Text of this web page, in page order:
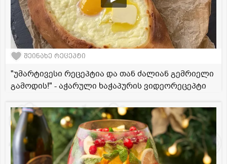
შეინახე რეცეპტი
"უმარტივესი რეცეპტია და თან ძალიან გემრიელი
გამოდის!" - აჭარული ხაჭაპურის ვიდეორეცეპტი